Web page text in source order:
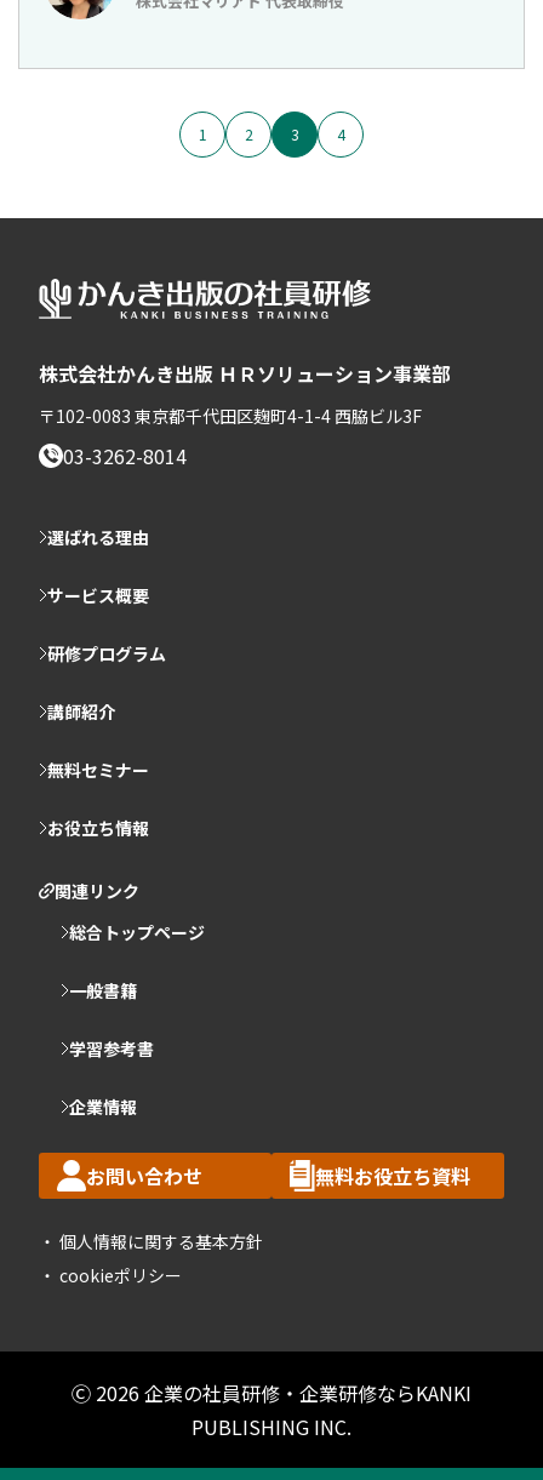
全にし、個人としても組織としても真の力を発揮できま
1 2 3 4
株式会社かんき出版 ＨＲソリューション事業部
〒102-0083 東京都千代田区麹町4-1-4 西脇ビル3F
03-3262-8014
選ばれる理由
サービス概要
研修プログラム
講師紹介
無料セミナー
お役立ち情報
関連リンク
総合トップページ
一般書籍
学習参考書
企業情報
お問い合わせ 無料お役立ち資料
個人情報に関する基本方針
cookieポリシー
Ⓒ 2026 企業の社員研修・企業研修ならKANKI
PUBLISHING INC.